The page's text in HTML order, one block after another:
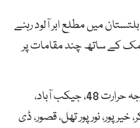
میں مطلع ابر آلود رہنے
چمک کے ساتھ چند مقامات پر
ہفتہ کو تربت اور سبی میں درجہ حرارت 48، جیکب آباد،
پسنی 47، بھکر، خیرپور، نورپور تھل، قصور، ڈی